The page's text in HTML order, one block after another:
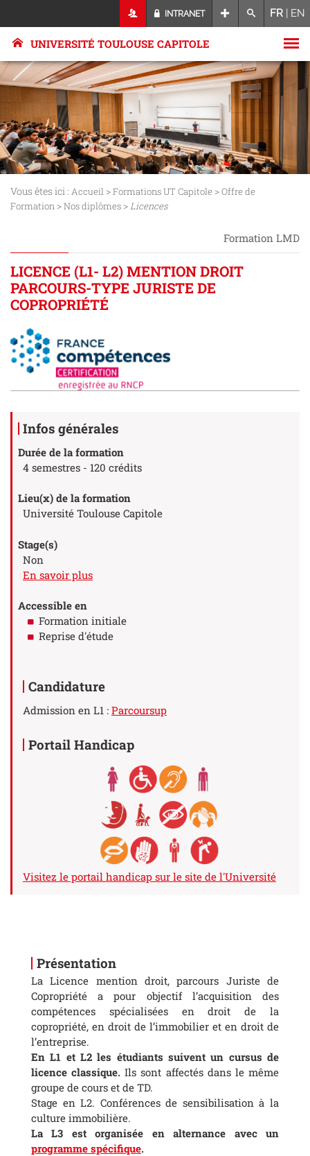
INTRANET FR | EN
UNIVERSITÉ TOULOUSE CAPITOLE
Vous êtes ici : Accueil >Formations UT Capitole >Offre de
Formation >Nos diplômes >Licences
Formation LMD
LICENCE (L1- L2) MENTION DROIT
PARCOURS-TYPE JURISTE DE
COPROPRIÉTÉ
Infos générales
Durée de la formation
4 semestres - 120 crédits
Lieu(x) de la formation
Université Toulouse Capitole
Stage(s)
Non
En savoir plusà propos des Stage(s)
Accessible en
Formation initiale
Reprise d'étude
Candidature
Admission en L1 : Parcoursup
Portail Handicap
Visitez le portail handicap sur le site de l'Université
Présentation
La Licence mention droit, parcours Juriste de
Copropriété a pour objectif l’acquisition des
compétences spécialisées en droit de la
copropriété, en droit de l’immobilier et en droit de
l’entreprise.
En L1 et L2 les étudiants suivent un cursus de
licence classique. Ils sont affectés dans le même
groupe de cours et de TD.
Stage en L2. Conférences de sensibilisation à la
culture immobilière.
La L3 est organisée en alternance avec un
programme spécifique.